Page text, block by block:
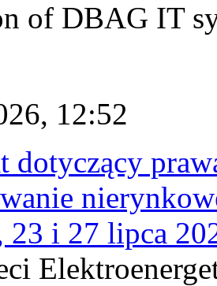
of DBAG IT
12:52
dotyczący
23 i 27 lipca